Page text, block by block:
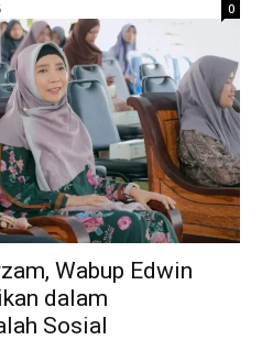
0
Wabup Edwin
dalam
Sosial